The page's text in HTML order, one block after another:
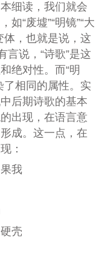
细读，我们就会
“废墟”“明镜”“大
体，也就是说，这
言说，“诗歌”是这
绝对性。而“明
了相同的属性。实
后期诗歌的基本
出现，在语言意
成。这一点，在
：
我
壳